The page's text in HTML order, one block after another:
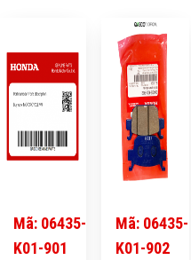
Mã: 06435-
K01-901
Mã: 06435-
K01-902